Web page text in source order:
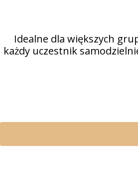
Idealne dla większych
każdy uczestnik